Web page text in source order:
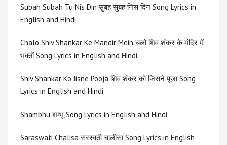
Subah Subah Tu Nis Din सुबह सुबह निस दिन Song Lyrics in
English and Hindi
Chalo Shiv Shankar Ke Mandir Mein चलो शिव शंकर के मंदिर में
भक्तों Song Lyrics in English and Hindi
Shiv Shankar Ko Jisne Pooja शिव शंकर को जिसने पूजा Song
Lyrics in English and Hindi
Shambhu शम्भू Song Lyrics in English and Hindi
Saraswati Chalisa सरस्वती चालीसा Song Lyrics in English